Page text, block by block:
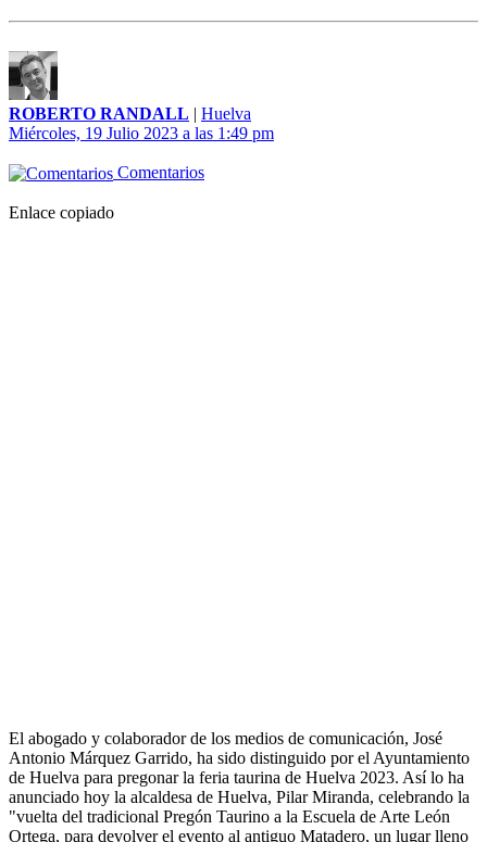
ROBERTO RANDALL | Huelva
Miércoles, 19 Julio 2023 a las 1:49 pm
Comentarios
Enlace copiado
El abogado y colaborador de los medios de comunicación, José
Antonio Márquez Garrido, ha sido distinguido por el Ayuntamiento
de Huelva para pregonar la feria taurina de Huelva 2023. Así lo ha
anunciado hoy la alcaldesa de Huelva, Pilar Miranda, celebrando la
"vuelta del tradicional Pregón Taurino a la Escuela de Arte León
Ortega, para devolver el evento al antiguo Matadero, un lugar lleno